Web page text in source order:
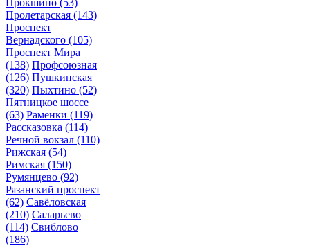
Пролетарская (143)
Проспект
Вернадского (105)
Проспект Мира
(138) Профсоюзная
(126) Пушкинская
(320) Пыхтино (52)
Пятницкое шоссе
(63) Раменки (119)
Рассказовка (114)
Речной вокзал (110)
Рижская (54)
Римская (150)
Румянцево (92)
Рязанский проспект
(62) Савёловская
(210) Саларьево
(114) Свиблово
(186)